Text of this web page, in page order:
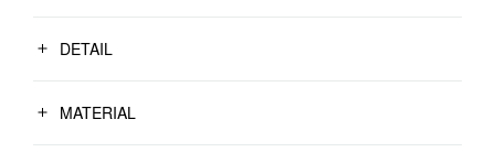
DETAIL
MATERIAL